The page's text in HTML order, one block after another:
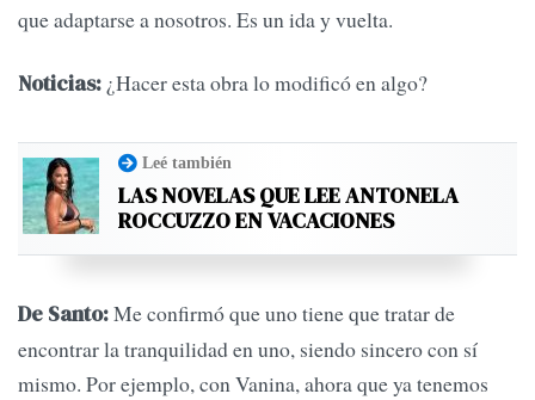
que adaptarse a nosotros. Es un ida y vuelta.
Noticias: ¿Hacer esta obra lo modificó en algo?
Leé también
LAS NOVELAS QUE LEE ANTONELA
ROCCUZZO EN VACACIONES
De Santo:Me confirmó que uno tiene que tratar de
encontrar la tranquilidad en uno, siendo sincero con sí
mismo. Por ejemplo, con Vanina, ahora que ya tenemos